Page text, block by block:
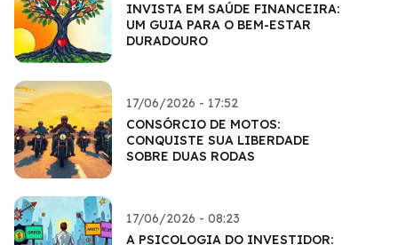
INVISTA EM SAÚDE FINANCEIRA:
UM GUIA PARA O BEM-ESTAR
DURADOURO
17/06/2026 - 17:52
CONSÓRCIO DE MOTOS:
CONQUISTE SUA LIBERDADE
SOBRE DUAS RODAS
17/06/2026 - 08:23
A PSICOLOGIA DO INVESTIDOR: